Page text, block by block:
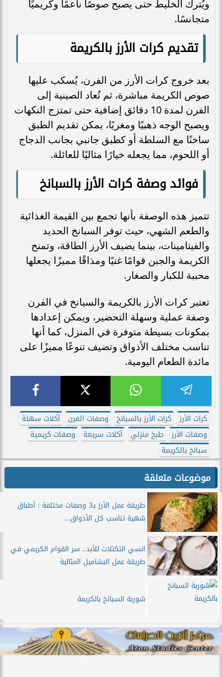
ويُترك الخليط حتى يصبح صوصًا ناعمًا وكريميًا
متجانسًا.
تقديم كرات الأرز بالكريمة
بعد خروج كرات الأرز من الفرن، يُسكب عليها
صوص الكريمة مباشرة، ثم تُعاد الصينية إلى
الفرن لمدة 10 دقائق إضافية حتى تمتزج النكهات
ويصبح الوجه ذهبيًا ومغريًا، يمكن تقديم الطبق
ساخنًا مع السلطة أو كطبق جانبي بجانب الدجاج
أو اللحوم، مما يجعله خيارًا مثاليًا للعائلة.
فوائد وصفة كرات الأرز بالسبانخ
تتميز هذه الوصفة بأنها تجمع بين القيمة الغذائية
والطعم الشهي، حيث توفر السبانخ الحديد
والفيتامينات، بينما يضيف الأرز الطاقة، وتمنح
الكريمة والجبن قوامًا غنيًا ومذاقًا مميزًا يجعلها
محببة للكبار والصغار.
تعتبر كرات الأرز بالكريمة والسبانخ في الفرن
وصفة عملية وسهلة التحضير، ويمكن إعدادها
بمكونات بسيطة متوفرة في المنزل، كما أنها
تناسب مختلف الأذواق وتضيف تنوعًا مميزًا على
مائدة الطعام اليومية.
كرات الأرز كرات الأرز بالسبانخ وصفات الفرن
أكلات سهلة
وصفات الأرز
طبخ منزلي أكلات سريعة
وصفات كريمية
سبانخ بالكريمة
موضوعات متعلقة
طريقة عمل الأرز بـ3 وصفات مختلفة : أطباق
شهية تناسب كل الأذواق...
انسي التكتلات للأبد.. سر القوام الكريمي في
طريقة عمل البشاميل المثالية
شوربة السبانخ بالكريمة